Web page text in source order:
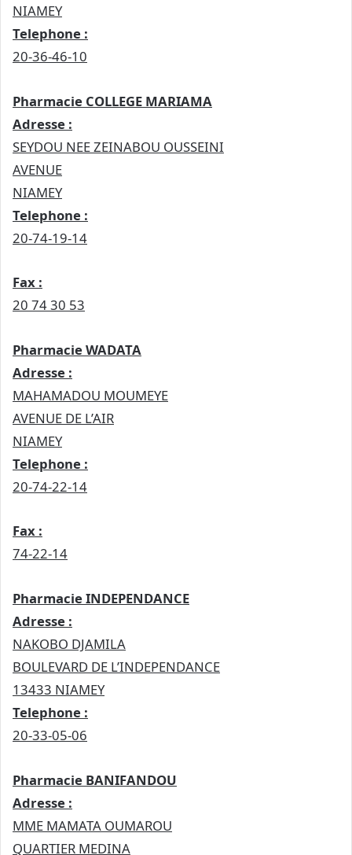
NIAMEY
Telephone :
20-36-46-10
Pharmacie COLLEGE MARIAMA
Adresse :
SEYDOU NEE ZEINABOU OUSSEINI
AVENUE
NIAMEY
Telephone :
20-74-19-14
Fax :
20 74 30 53
Pharmacie WADATA
Adresse :
MAHAMADOU MOUMEYE
AVENUE DE L’AIR
NIAMEY
Telephone :
20-74-22-14
Fax :
74-22-14
Pharmacie INDEPENDANCE
Adresse :
NAKOBO DJAMILA
BOULEVARD DE L’INDEPENDANCE
13433 NIAMEY
Telephone :
20-33-05-06
Pharmacie BANIFANDOU
Adresse :
MME MAMATA OUMAROU
QUARTIER MEDINA